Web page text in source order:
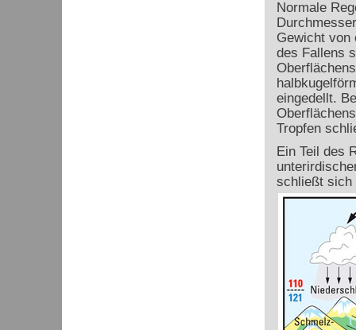
Normale
Gewicht von
des Fallens
eingedellt.
Tropfen
Ein Teil des
schließt sich